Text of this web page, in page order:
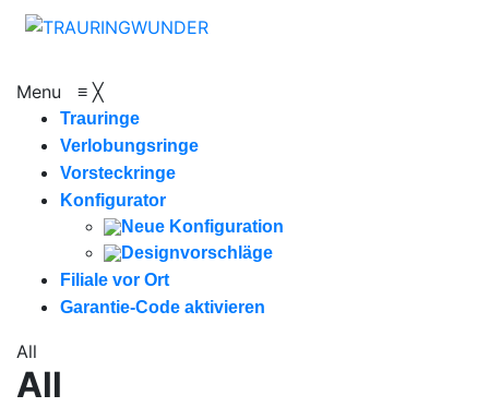
Menu ≡ ╳
Trauringe
Verlobungsringe
Vorsteckringe
Konfigurator
Neue Konfiguration
Designvorschläge
Filiale vor Ort
Garantie-Code aktivieren
All
All